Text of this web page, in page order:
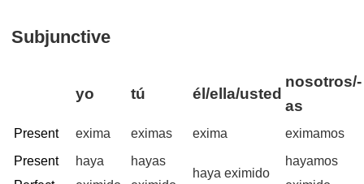
Subjunctive
yo tú él/ella/usted
nosotros/-
as
Present exima eximas exima
eximamos
Present
haya
hayas
haya eximido
hayamos